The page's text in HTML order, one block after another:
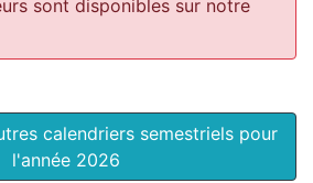
sont disponibles sur notre
calendriers semestriels pour
l'année 2026